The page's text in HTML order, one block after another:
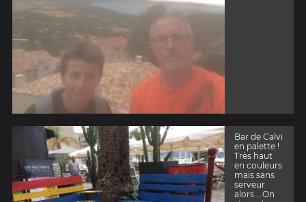
Bar de Calvi
en palette !
Très haut
en couleurs
mais sans
serveur
alors ...On